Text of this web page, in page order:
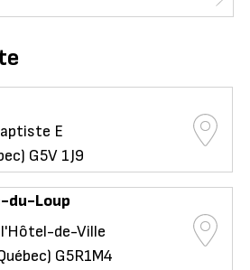
E
G5V 1J9
du-Loup
l'Hôtel-de-Ville
G5R1M4